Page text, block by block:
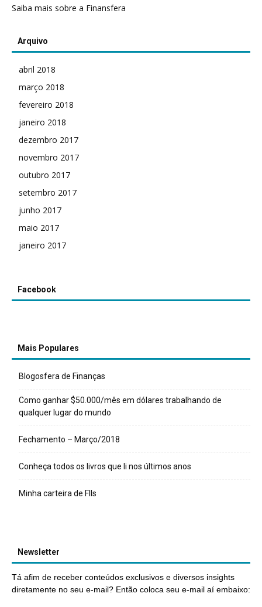
Saiba mais sobre a Finansfera
Arquivo
abril 2018
março 2018
fevereiro 2018
janeiro 2018
dezembro 2017
novembro 2017
outubro 2017
setembro 2017
junho 2017
maio 2017
janeiro 2017
Facebook
Mais Populares
Blogosfera de Finanças
Como ganhar $50.000/mês em dólares trabalhando de
qualquer lugar do mundo
Fechamento – Março/2018
Conheça todos os livros que li nos últimos anos
Minha carteira de FIIs
Newsletter
Tá afim de receber conteúdos exclusivos e diversos insights
diretamente no seu e-mail? Então coloca seu e-mail aí embaixo: